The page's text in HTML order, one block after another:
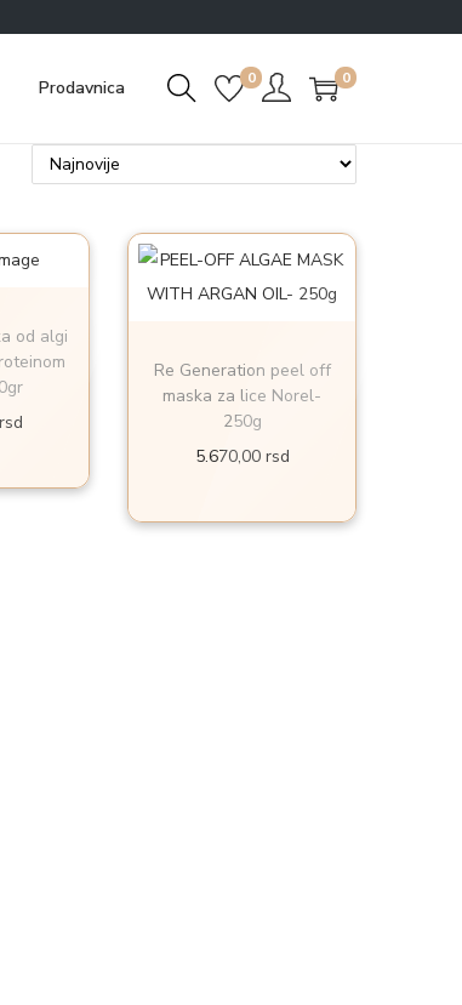
Prodavnica 0 0
od algi
rsd
Re Generation peel off
maska za lice Norel-
250g
5.670,00 rsd